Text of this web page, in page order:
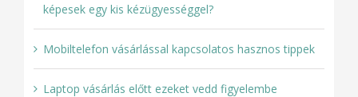
képesek egy kis kézügyességgel?
Mobiltelefon vásárlással kapcsolatos hasznos tippek
Laptop vásárlás előtt ezeket vedd figyelembe